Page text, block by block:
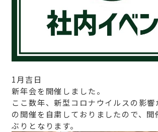
1月吉日
新年会を開催しました。
ここ数年、新型コロナウイルスの影響
の開催を自粛しておりましたので、開
ぶりとなります。